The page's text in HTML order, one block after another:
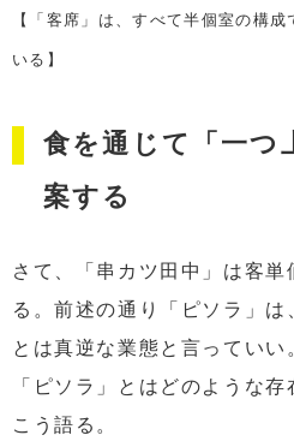
【「客席」は、すべて半個室の構
いる】
食を通じて「一つ
案する
さて、「串カツ田中」は客
る。前述の通り「ピソラ」は
とは真逆な業態と言っていい
「ピソラ」とはどのような
こう語る。